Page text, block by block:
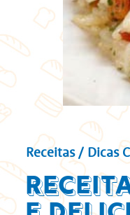
Receitas/ Dicas